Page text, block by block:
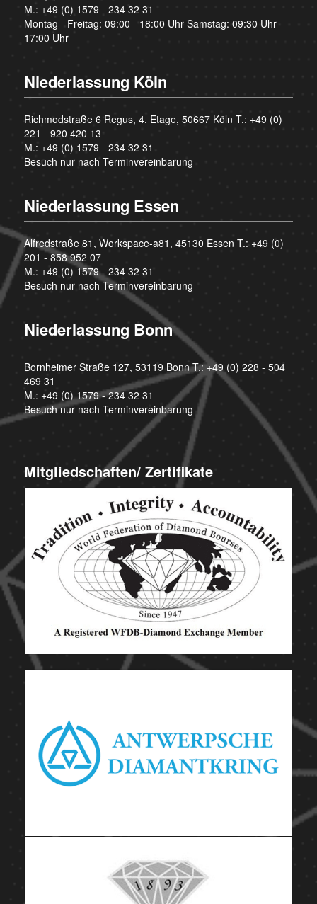
M.: +49 (0) 1579 - 234 32 31
Montag - Freitag: 09:00 - 18:00 Uhr Samstag: 09:30 Uhr -
17:00 Uhr
Niederlassung Köln
Richmodstraße 6 Regus, 4. Etage, 50667 Köln T.: +49 (0)
221 - 920 420 13
M.: +49 (0) 1579 - 234 32 31
Besuch nur nach Terminvereinbarung
Niederlassung Essen
Alfredstraße 81, Workspace-a81, 45130 Essen T.: +49 (0)
201 - 858 952 07
M.: +49 (0) 1579 - 234 32 31
Besuch nur nach Terminvereinbarung
Niederlassung Bonn
Bornheimer Straße 127, 53119 Bonn T.:+49 (0) 228 - 504
469 31
M.: +49 (0) 1579 - 234 32 31
Besuch nur nach Terminvereinbarung
Mitgliedschaften/ Zertifikate